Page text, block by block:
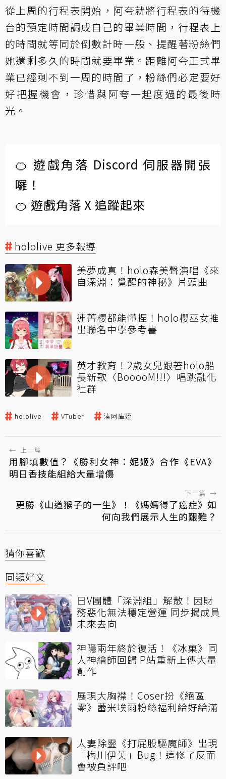
從上周的行程表開始，阿夸就將行程表的待機
台的預定時間調成自己的畢業時間，行程表上
的時間就等同於倒數計時一般、提醒著粉絲們
她還剩多久的時間就要畢業。距離阿夸正式畢
業已經剩不到一周的時間了，粉絲們必定要好
好把握機會，珍惜與阿夸一起度過的最後時
光。
🍊 遊戲角落 Discord 伺服器開張
囉！
🍊 遊戲角落 X 追蹤起來
hololive 更多報導
美夢成真！holo森美聲演唱《來
自深淵：覺醒的神秘》片頭曲
連菁櫻都能懂捏！holo櫻巫女推
出聯名中學參考書
英才教育！2歲女兒跟著holo船
長新歌〈BooooM!!!〉唱跳融化
社群
hololive VTuber 湊阿庫婭
← 上一篇
用腳填數值？《勝利女神：妮姬》合作《EVA》
明日香技能組給大量增傷
下一篇 →
更勝《山道猴子的一生》！《媽媽得了癌症》如
何向我們展示人生的艱難？
猜你喜歡
同類好文
日V團體「深淵組」解散！因財
務惡化無法穩定營運 同步揭成員
未來去向
神隱兩年終於復活！《冰菓》同
人神繪師回歸 P站重新上傳大量
創作
展現大胸襟！Coser扮《絕區
零》蕾米埃爾粉絲福利給好給滿
人妻除靈《打屁股驅魔師》出現
「梅川伊芙」Bug！這修了反而
會被負評吧